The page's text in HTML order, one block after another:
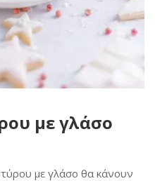
με γλάσο
με γλάσο θα κάνουν